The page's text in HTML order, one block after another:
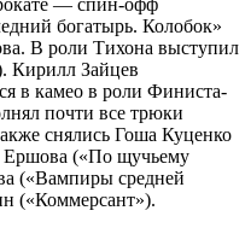
— спин-офф
богатырь. Колобок»
В роли Тихона выступил
Кирилл Зайцев
в камео в роли Финиста-
почти все трюки
снялись Гоша Куценко
Ершова («По щучьему
(«Вампиры средней
(«Коммерсант»).